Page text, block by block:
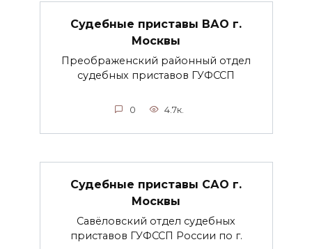
Судебные приставы ВАО г.
Москвы
Преображенский районный отдел
судебных приставов ГУФССП
0 4.7к.
Судебные приставы САО г.
Москвы
Савёловский отдел судебных
приставов ГУФССП России по г.